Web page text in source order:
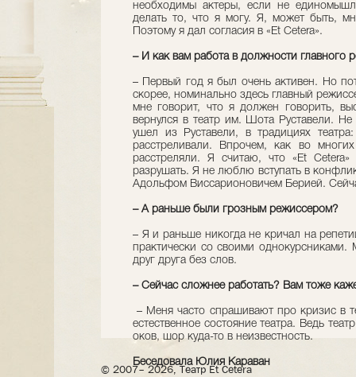
необходимы актеры, если не
делать то, что я могу. Я, может быть,
Поэтому я дал согласия в «Et Cetera».
– И как вам работа в должности главного
– Первый год я был очень активен. Но
скорее, номинально здесь главный
мне говорит, что я должен говорить,
вернулся в театр им. Шота Руставели.
ушел из Руставели, в традициях
расстреливали. Впрочем, как во
расстреляли. Я считаю, что «Et
разрушать. Я не люблю вступать в
Адольфом Виссарионовичем Берией.
– А раньше были грозным режиссером?
– Я и раньше никогда не кричал на
практически со своими
друг друга без слов.
– Сейчас сложнее работать? Вам тоже
– Меня часто спрашивают про кризис в
естественное состояние театра. Ведь
оков, шор куда-то в неизвестность.
Беседовала Юлия Караван
© 2007– 2026, Театр Et Cetera